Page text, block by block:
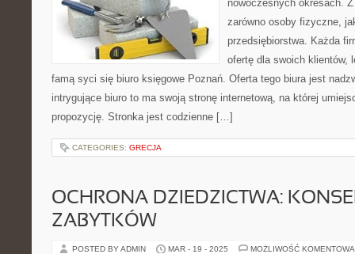
nowoczesnych okresach.
zarówno osoby fizyczne,
przedsiębiorstwa. Każda
ofertę dla swoich klientów,
famą syci się biuro księgowe Poznań. Oferta tego biura jest
intrygujące biuro to ma swoją stronę internetową, na której
propozycję. Stronka jest codzienne […]
CATEGORIES: GRECJA
OCHRONA DZIEDZICTWA:
ZABYTKÓW
POSTED BY ADMIN MAR - 19 - 2025 MOŻLIWOŚĆ